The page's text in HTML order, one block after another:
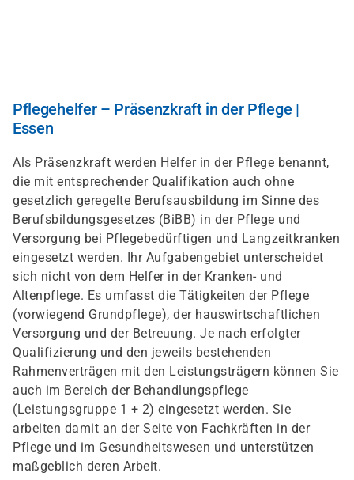
Pflegehelfer – Präsenzkraft in der Pflege |
Essen
Als Präsenzkraft werden Helfer in der Pflege benannt,
die mit entsprechender Qualifikation auch ohne
gesetzlich geregelte Berufsausbildung im Sinne des
Berufsbildungsgesetzes (BiBB) in der Pflege und
Versorgung bei Pflegebedürftigen und Langzeitkranken
eingesetzt werden. Ihr Aufgabengebiet unterscheidet
sich nicht von dem Helfer in der Kranken- und
Altenpflege. Es umfasst die Tätigkeiten der Pflege
(vorwiegend Grundpflege), der hauswirtschaftlichen
Versorgung und der Betreuung. Je nach erfolgter
Qualifizierung und den jeweils bestehenden
Rahmenverträgen mit den Leistungsträgern können Sie
auch im Bereich der Behandlungspflege
(Leistungsgruppe 1 + 2) eingesetzt werden. Sie
arbeiten damit an der Seite von Fachkräften in der
Pflege und im Gesundheitswesen und unterstützen
maßgeblich deren Arbeit.